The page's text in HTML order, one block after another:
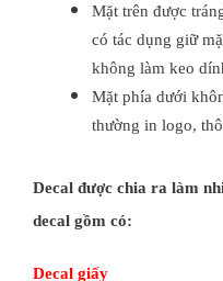
Mặt trên được
có tác dụng giữ
không làm keo
Mặt phía dưới
thường in logo,
Decal được chia ra làm
decal gồm có:
Decal giấy